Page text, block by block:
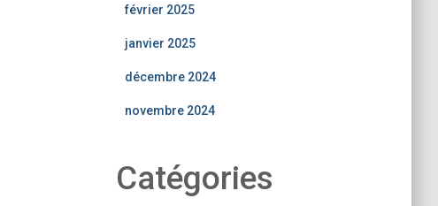
février 2025
janvier 2025
décembre 2024
novembre 2024
Catégories